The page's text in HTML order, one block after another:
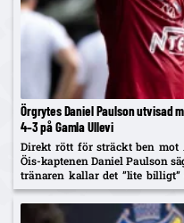
Örgrytes Daniel Paulson utvisad
4–3 på Gamla Ullevi
Direkt rött för sträckt ben mot
Öis-kaptenen Daniel Paulson
tränaren kallar det ”lite billigt”
det var träff.